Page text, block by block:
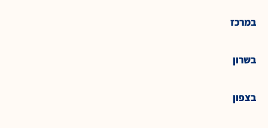
במרכז
בשרון
בצפון